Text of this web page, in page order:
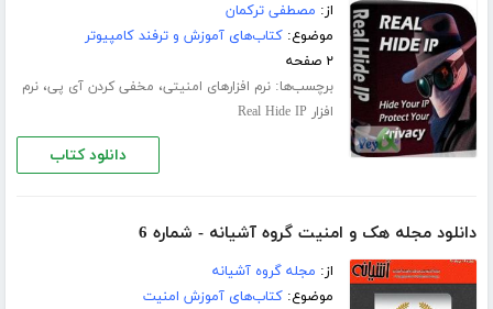
از: مصطفی ترکمان
موضوع:کتاب‌های آموزش و ترفند کامپیوتر
۲ صفحه
برچسب‌ها:نرم افزارهای امنیتی، مخفی کردن آی پی،نرم
افزار Real Hide IP
دانلود کتاب
دانلود مجله هک و امنیت گروه آشیانه - شماره 6
از: مجله گروه آشیانه
موضوع:کتاب‌های آموزش امنیت